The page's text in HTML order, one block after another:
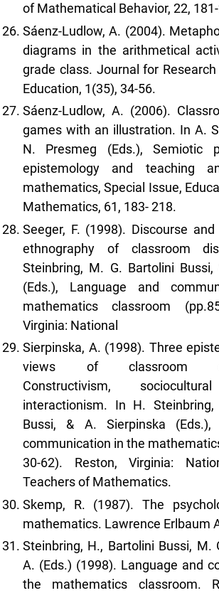
of Mathematical Behavior, 22,
Sáenz-Ludlow, A. (2004).
diagrams in the arithmetical
grade class. Journal for
Education, 1(35), 34-56.
Sáenz-Ludlow, A. (2006).
games with an illustration. In A.
N. Presmeg (Eds.), Semiotic
epistemology and teaching
mathematics, Special Issue,
Mathematics, 61, 183- 218.
Seeger, F. (1998). Discourse
ethnography of classroom
Steinbring, M. G. Bartolini
(Eds.), Language and
mathematics classroom
Virginia: National
Sierpinska, A. (1998). Three
views of classroom
Constructivism,
interactionism. In H.
Bussi, & A. Sierpinska (Eds.),
communication in the
30-62). Reston, Virginia:
Teachers of Mathematics.
Skemp, R. (1987). The
mathematics. Lawrence Erlbaum
Steinbring, H., Bartolini Bussi, M.
A. (Eds.) (1998). Language and
the mathematics classroom.